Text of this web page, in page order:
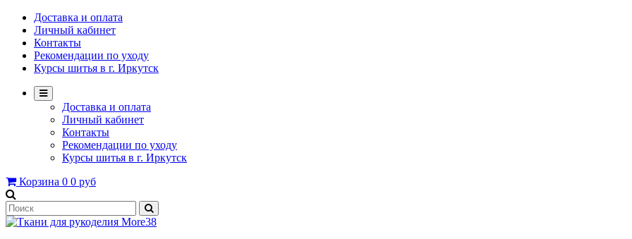
Доставка и оплата
Личный кабинет
Контакты
Рекомендации по уходу
Курсы шитья в г. Иркутск
Доставка и оплата
Личный кабинет
Контакты
Рекомендации по уходу
Курсы шитья в г. Иркутск
Корзина 0 0 руб